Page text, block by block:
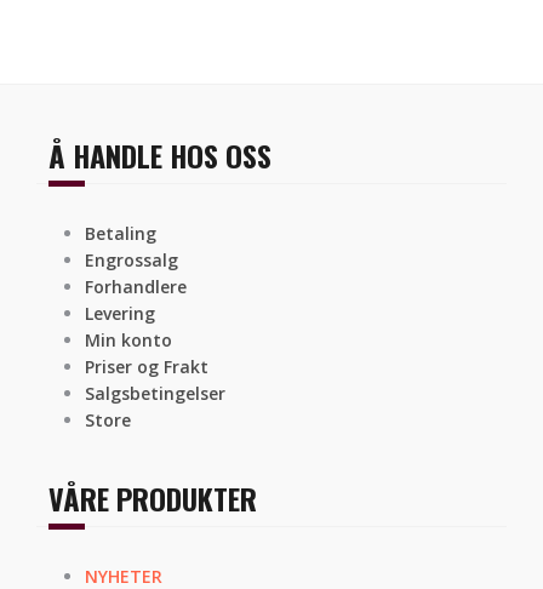
Å HANDLE HOS OSS
Betaling
Engrossalg
Forhandlere
Levering
Min konto
Priser og Frakt
Salgsbetingelser
Store
VÅRE PRODUKTER
NYHETER